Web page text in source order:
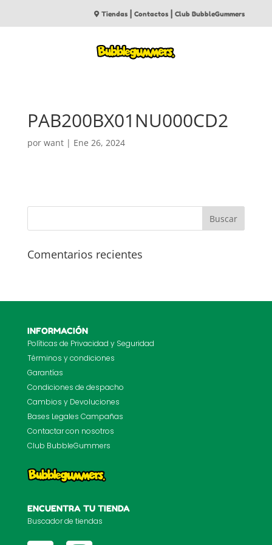
Tiendas |Contactos |Club BubbleGummers
PAB200BX01NU000CD2
por want| Ene 26, 2024
Comentarios recientes
INFORMACIÓN
Políticas de Privacidad y Seguridad
Términos y condiciones
Garantías
Condiciones de despacho
Cambios y Devoluciones
Bases Legales Campañas
Contactar con nosotros
Club BubbleGummers
ENCUENTRA TU TIENDA
Buscador de tiendas